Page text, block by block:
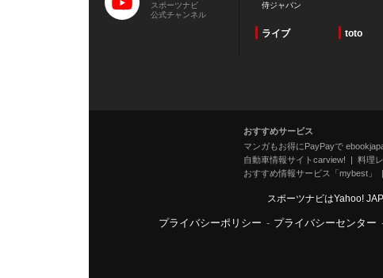
スポーツナビ
公式チャンネル
侍ジャパン
ライブ toto
おすすめサービス
マンガもお得にPayPayで
自動車情報サイトcarview!
料理
おすすめ情報サービス「mybest」
スポーツナビはYahoo!
プライバシーポリシー - プライバシーセンター